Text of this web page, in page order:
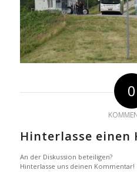
0
Hinterlasse einen
An der Diskussion beteiligen?
Hinterlasse uns deinen Kommentar!